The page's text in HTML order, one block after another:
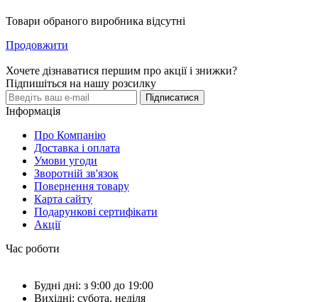
Товари обраного виробника відсутні
Продовжити
Хочете дізнаватися першим про акції і знижки?
Підпишіться на нашу розсилку
Підписатися
Інформація
Про Компанію
Доставка і оплата
Умови угоди
Зворотній зв'язок
Повернення товару
Карта сайту
Подарункові сертифікати
Акції
Час роботи
Будні дні: з 9:00 до 19:00
Вихідні: субота, неділя